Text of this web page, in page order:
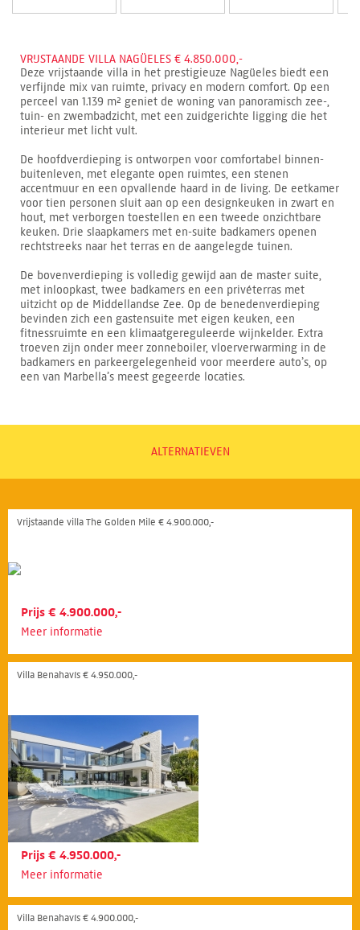
VRIJSTAANDE VILLA NAGÜELES € 4.850.000,-
Deze vrijstaande villa in het prestigieuze Nagüeles biedt een
verfijnde mix van ruimte, privacy en modern comfort. Op een
perceel van 1.139 m² geniet de woning van panoramisch zee-,
tuin- en zwembadzicht, met een zuidgerichte ligging die het
interieur met licht vult.
De hoofdverdieping is ontworpen voor comfortabel binnen-
buitenleven, met elegante open ruimtes, een stenen
accentmuur en een opvallende haard in de living. De eetkamer
voor tien personen sluit aan op een designkeuken in zwart en
hout, met verborgen toestellen en een tweede onzichtbare
keuken. Drie slaapkamers met en-suite badkamers openen
rechtstreeks naar het terras en de aangelegde tuinen.
De bovenverdieping is volledig gewijd aan de master suite,
met inloopkast, twee badkamers en een privéterras met
uitzicht op de Middellandse Zee. Op de benedenverdieping
bevinden zich een gastensuite met eigen keuken, een
fitnessruimte en een klimaatgereguleerde wijnkelder. Extra
troeven zijn onder meer zonneboiler, vloerverwarming in de
badkamers en parkeergelegenheid voor meerdere auto’s, op
een van Marbella’s meest gegeerde locaties.
ALTERNATIEVEN
Vrijstaande villa The Golden Mile € 4.900.000,-
Prijs € 4.900.000,-
Meer informatie
Villa Benahavís € 4.950.000,-
Prijs € 4.950.000,-
Meer informatie
Villa Benahavís € 4.900.000,-